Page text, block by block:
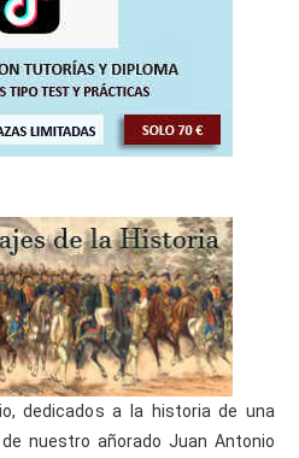
dedicados a la historia de una
nuestro añorado Juan Antonio